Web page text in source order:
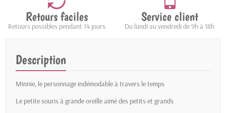
Retours faciles
Retours possibles pendant 14 jours
Service client
Du lundi au vendredi de 9h à 18h
Description
Minnie, le personnage indémodable à travers le temps
Le petite souris à grande oreille aimé des petits et grands